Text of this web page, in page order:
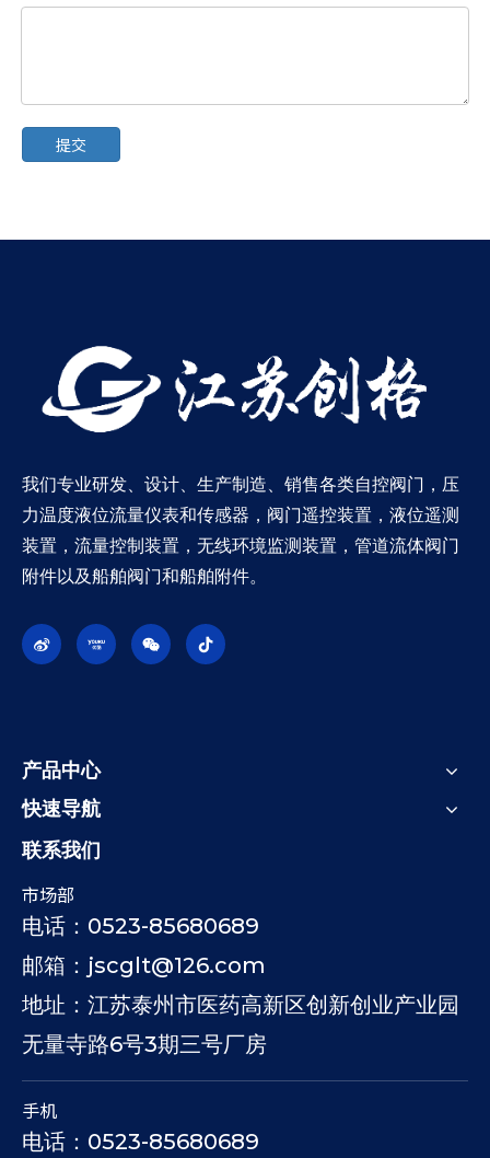
提交
我们专业研发、设计、生产制造、销售各类自控阀门，压
力温度液位流量仪表和传感器，阀门遥控装置，液位遥测
装置，流量控制装置，无线环境监测装置，管道流体阀门
附件以及船舶阀门和船舶附件。
产品中心
快速导航
联系我们
市场部
电话：0523-85680689
邮箱：jscglt@126.com
地址：江苏泰州市医药高新区创新创业产业园
无量寺路6号3期三号厂房
手机
电话：0523-85680689